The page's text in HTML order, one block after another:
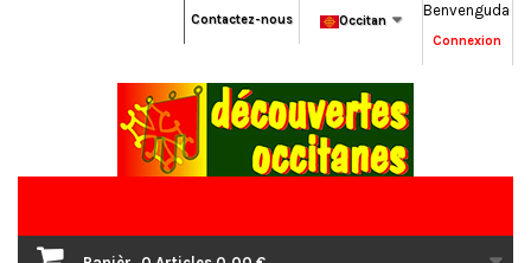
Benvenguda
Connexion
Occitan
Contactez-nous